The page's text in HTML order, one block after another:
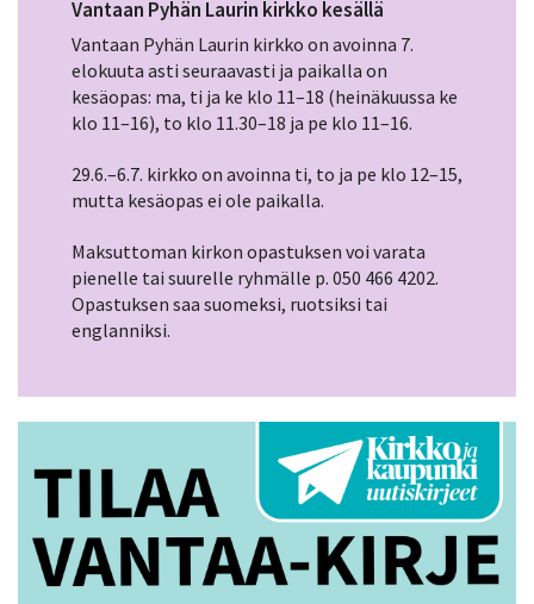
Vantaan Pyhän Laurin kirkko kesällä
Vantaan Pyhän Laurin kirkko on avoinna 7.
elokuuta asti seuraavasti ja paikalla on
kesäopas: ma, ti ja ke klo 11–18 (heinäkuussa ke
klo 11–16), to klo 11.30–18 ja pe klo 11–16.
29.6.–6.7. kirkko on avoinna ti, to ja pe klo 12–15,
mutta kesäopas ei ole paikalla.
Maksuttoman kirkon opastuksen voi varata
pienelle tai suurelle ryhmälle p. 050 466 4202.
Opastuksen saa suomeksi, ruotsiksi tai
englanniksi.